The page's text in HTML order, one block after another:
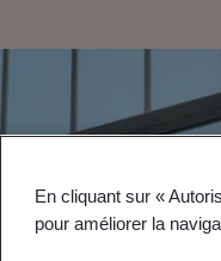
En cliquant sur «
pour améliorer la